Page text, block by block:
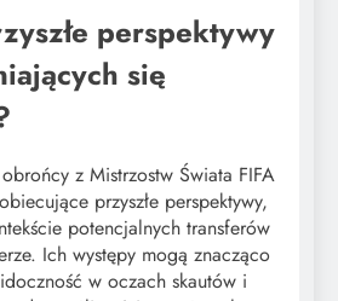
perspektywy
się
z Mistrzostw Świata FIFA
przyszłe perspektywy,
potencjalnych transferów
Ich występy mogą znacząco
w oczach skautów i